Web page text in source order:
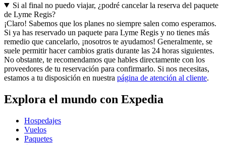
Si al final no puedo viajar, ¿podré cancelar la reserva del paquete
de Lyme Regis?
¡Claro! Sabemos que los planes no siempre salen como esperamos.
Si ya has reservado un paquete para Lyme Regis y no tienes más
remedio que cancelarlo, ¡nosotros te ayudamos! Generalmente, se
suele permitir hacer cambios gratis durante las 24 horas siguientes.
No obstante, te recomendamos que hables directamente con los
proveedores de tu reservación para confirmarlo. Si nos necesitas,
estamos a tu disposición en nuestra página de atención al cliente.
Explora el mundo con Expedia
Hospedajes
Vuelos
Paquetes